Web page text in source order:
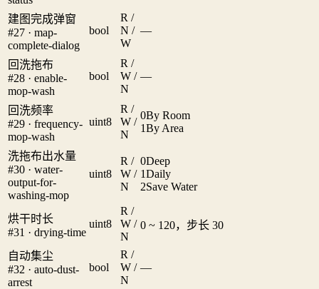
建图完成弹窗
#27 · map-
complete-dialog
bool
R /
N /
W
—
回洗拖布
#28 · enable-
mop-wash
bool
R /
W /
N
—
回洗频率
#29 · frequency-
mop-wash
uint8
R /
W /
N
0By Room
1By Area
洗拖布出水量
#30 · water-
output-for-
washing-mop
uint8
R /
W /
N
0Deep
1Daily
2Save Water
烘干时长
#31 · drying-time
uint8
R /
W /
N
0 ~ 120，步长 30
自动集尘
#32 · auto-dust-
arrest
bool
R /
W /
N
—